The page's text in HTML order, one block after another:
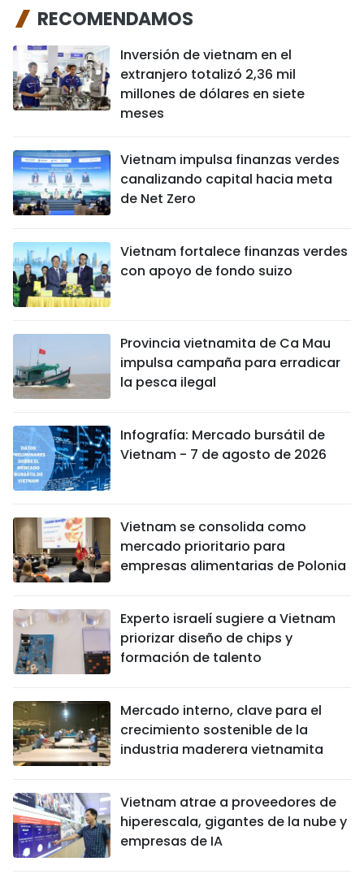
RECOMENDAMOS
Inversión de vietnam en el
extranjero totalizó 2,36 mil
millones de dólares en siete
meses
Vietnam impulsa finanzas verdes
canalizando capital hacia meta
de Net Zero
Vietnam fortalece finanzas verdes
con apoyo de fondo suizo
Provincia vietnamita de Ca Mau
impulsa campaña para erradicar
la pesca ilegal
Infografía: Mercado bursátil de
Vietnam - 7 de agosto de 2026
Vietnam se consolida como
mercado prioritario para
empresas alimentarias de Polonia
Experto israelí sugiere a Vietnam
priorizar diseño de chips y
formación de talento
Mercado interno, clave para el
crecimiento sostenible de la
industria maderera vietnamita
Vietnam atrae a proveedores de
hiperescala, gigantes de la nube y
empresas de IA